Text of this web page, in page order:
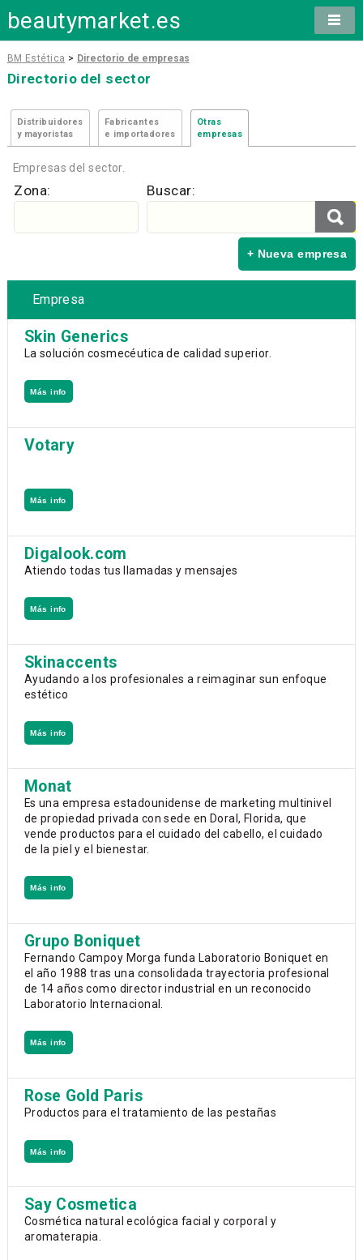
beautymarket.es
BM Estética > Directorio de empresas
Directorio del sector
Distribuidores
y mayoristas
Fabricantes
e importadores
Otras
empresas
Empresas del sector.
Zona: Buscar:
+ Nueva empresa
Empresa
Skin Generics
La solución cosmecéutica de calidad superior.
Más info
Votary
Más info
Digalook.com
Atiendo todas tus llamadas y mensajes
Más info
Skinaccents
Ayudando a los profesionales a reimaginar sun enfoque
estético
Más info
Monat
Es una empresa estadounidense de marketing multinivel
de propiedad privada con sede en Doral, Florida, que
vende productos para el cuidado del cabello, el cuidado
de la piel y el bienestar.
Más info
Grupo Boniquet
Fernando Campoy Morga funda Laboratorio Boniquet en
el año 1988 tras una consolidada trayectoria profesional
de 14 años como director industrial en un reconocido
Laboratorio Internacional.
Más info
Rose Gold Paris
Productos para el tratamiento de las pestañas
Más info
Say Cosmetica
Cosmética natural ecológica facial y corporal y
aromaterapia.